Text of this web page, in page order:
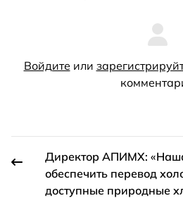
Войдите или
Директор АПИМХ:
обеспечить перевод
доступные природные